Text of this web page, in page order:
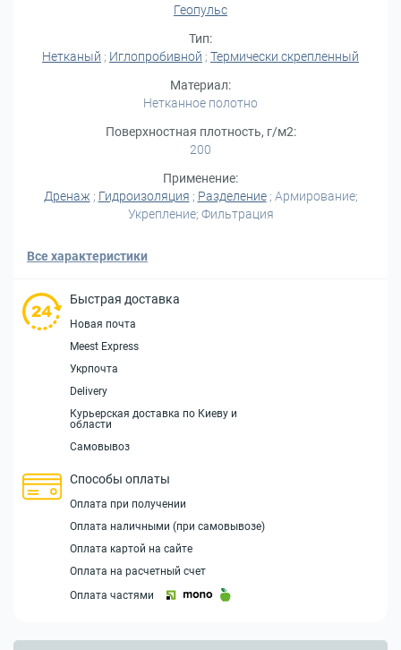
Геопульс
Тип:
Нетканый ; Иглопробивной ; Термически скрепленный
Материал:
Нетканное полотно
Поверхностная плотность, г/м2:
200
Применение:
Дренаж ; Гидроизоляция ; Разделение; Армирование;
Укрепление; Фильтрация
Все характеристики
Быстрая доставка
Новая почта
Meest Express
Укрпочта
Delivery
Курьерская доставка по Киеву и
области
Самовывоз
Способы оплаты
Оплата при получении
Оплата наличными (при самовывозе)
Оплата картой на сайте
Оплата на расчетный счет
Оплата частями